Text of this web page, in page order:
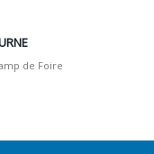
de Foire